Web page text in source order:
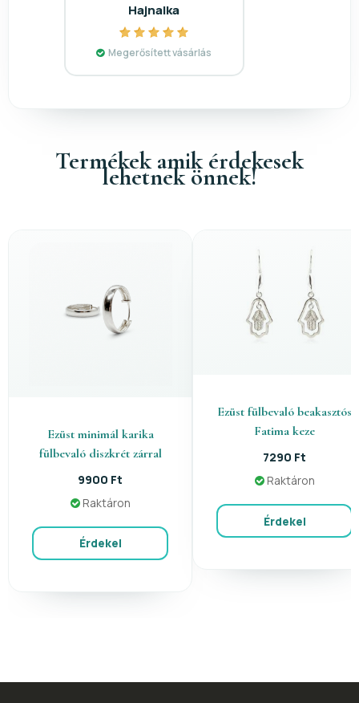
Hajnalka
Megerősített vásárlás
Termékek amik érdekesek
lehetnek önnek!
Ezüst minimál karika
fülbevaló diszkrét zárral
9900 Ft
Raktáron
Érdekel
Ezüst fülbevaló beakasztós
Fatima keze
7290 Ft
Raktáron
Érdekel